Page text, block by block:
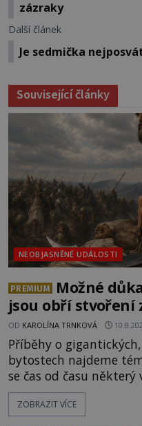
zázraky
Další článek
Je sedmička
Související články
NEOBJASNĚNÉ UDÁLOSTI
PREMIUM
Možné
jsou obří stvoření
OD KAROLÍNA TRNKOVÁ
Příběhy o
bytostech najdeme
se čas od času některý
existuje také mnoho
očitých svědectví,
ZOBRAZIT VÍCE